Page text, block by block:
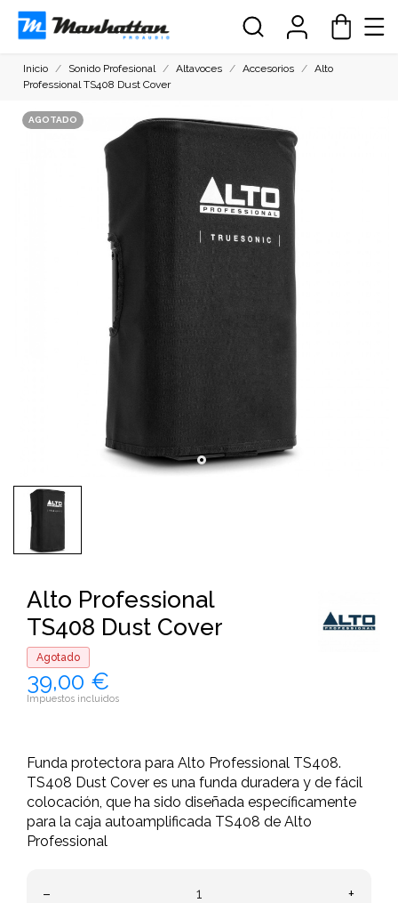
Inicio Sonido Profesional Altavoces Accesorios
Alto
Professional TS408 Dust Cover
AGOTADO
Alto Professional
TS408 Dust Cover
Agotado
39,00 €
Impuestos incluidos
Funda protectora para Alto Professional TS408.
TS408 Dust Cover es una funda duradera y de fácil
colocación, que ha sido diseñada específicamente
para la caja autoamplificada TS408 de Alto
Professional
– +